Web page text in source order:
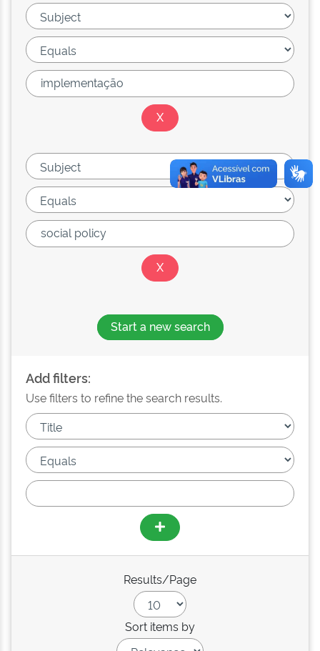
Start a new search
Add filters:
Use filters to refine the search results.
Results/Page
Sort items by